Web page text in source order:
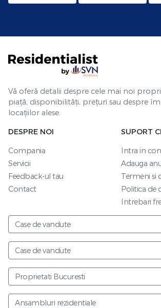
Vă oferă detalii despre cele mai noi
piață, disponibilități, prețuri sau despre
locațiilor alese.
DESPRE NOI
Compania
Servicii
Feedback-ul tau
Contact
SUPORT
Intra in
Adauga
Termeni si
Politica de
Intrebari
Case de vandute
Case de vandute
Proprietati Bucuresti
Ansambluri rezidentiale